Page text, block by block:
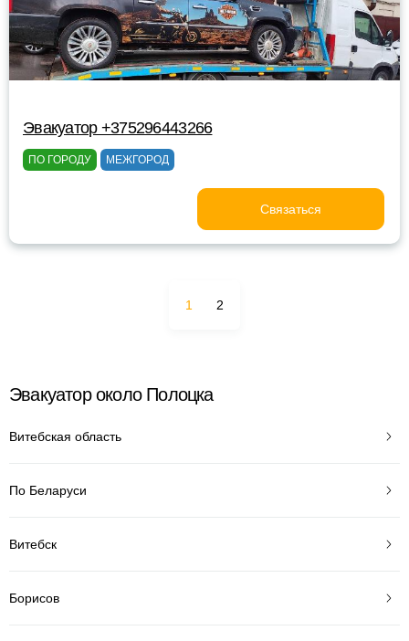
Эвакуатор +375296443266
ПО ГОРОДУ МЕЖГОРОД
Связаться
1 2
Эвакуатор около Полоцка
Витебская область
По Беларуси
Витебск
Борисов